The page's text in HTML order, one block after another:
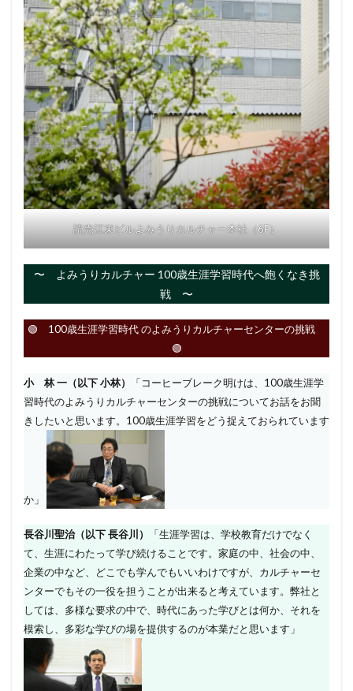
読売江東ビルよみうりカルチャー本社（6F）
〜 よみうりカルチャー 100歳生涯学習時代へ飽くなき挑
戦 〜
🟢 100歳生涯学習時代 のよみうりカルチャーセンターの挑戦
🟢
小 林 一（以下 小林）
「コーヒーブレーク明けは、100歳生涯学
習時代のよみうりカルチャーセンターの挑戦についてお話をお聞
きしたいと思います。100歳生涯学習をどう捉えておられています
か」
長谷川聖治（以下 長谷川）
「生涯学習は、学校教育だけでなく
て、生涯にわたって学び続けることです。家庭の中、社会の中、
企業の中など、どこでも学んでもいいわけですが、カルチャーセ
ンターでもその一役を担うことが出来ると考えています。弊社と
しては、多様な要求の中で、時代にあった学びとは何か、それを
模索し、多彩な学びの場を提供するのが本業だと思います」